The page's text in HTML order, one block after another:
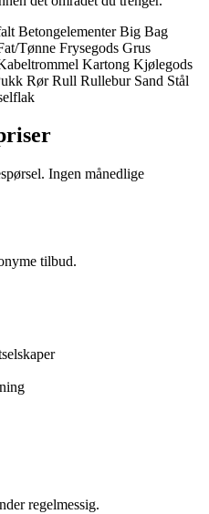
BetongelementerBig Bag
Tønne Frysegods Grus
Kartong Kjølegods
RørRull Rullebur Sand Stål
Ingen månedlige
tilbud.
regelmessig.